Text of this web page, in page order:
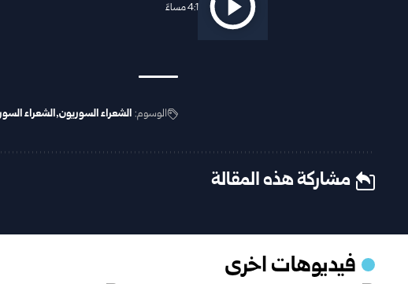
2025/10/26 4:15 مساءً
الوسوم: الشعراء السوريون الشعراء
مشاركة هذه المقالة
فيديوهات اخرى